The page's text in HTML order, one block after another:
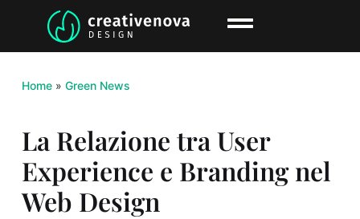
Home» Green News
La Relazione tra User
Experience e Branding nel
Web Design